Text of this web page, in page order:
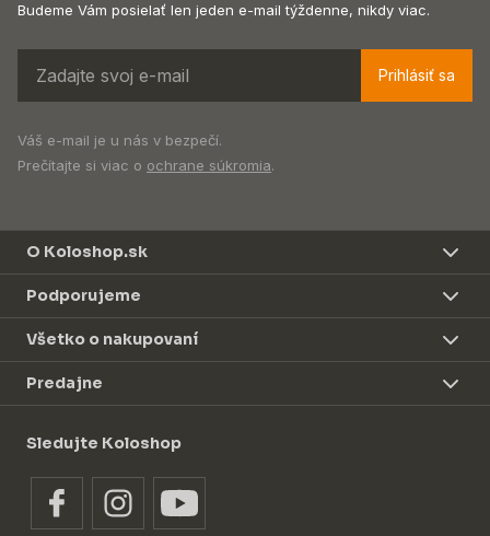
Budeme Vám posielať len jeden e-mail týždenne, nikdy viac.
Prihlásiť sa
Váš e-mail je u nás v bezpečí.
Prečítajte si viac o ochrane súkromia.
O Koloshop.sk
Podporujeme
Všetko o nakupovaní
Predajne
Sledujte Koloshop